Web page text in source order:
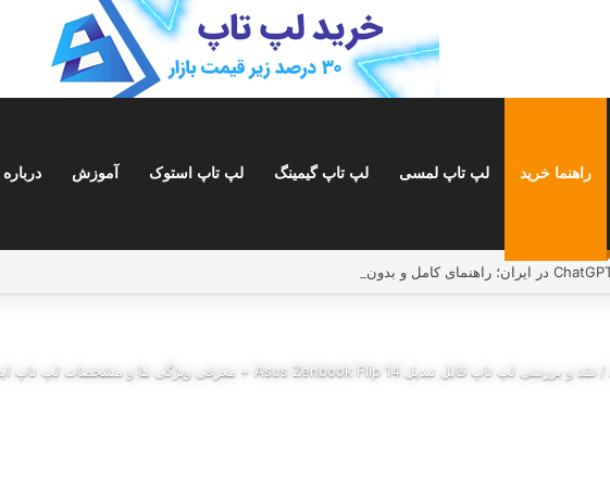
راهنما خرید لپ تاپ لمسی لپ تاپ گیمینگ لپ تاپ استوک آموزش درباره
/ نقد و بررسی لپ تاپ قابل تبدیل Asus Zenbook Flip 14 + معرفی ویژگی ها و مشخصات لپ تاپ ایسوس